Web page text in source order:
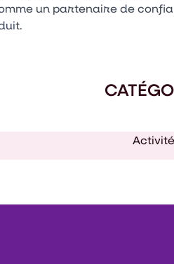
un partenaire de